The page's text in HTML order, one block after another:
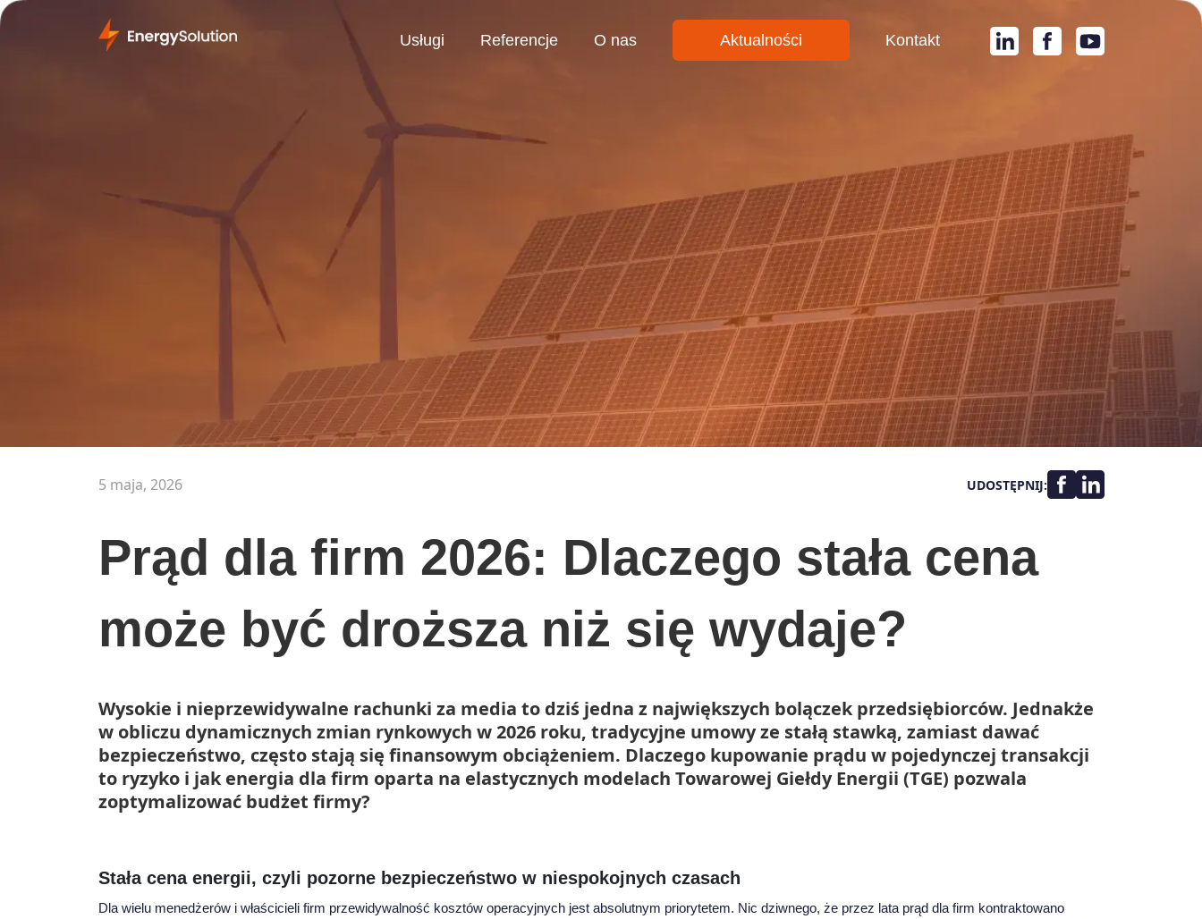
Usługi Referencje O nas Aktualności Kontakt
5 maja, 2026 UDOSTĘPNIJ:
Prąd dla firm 2026: Dlaczego stała cena
może być droższa niż się wydaje?
Wysokie i nieprzewidywalne rachunki za media to dziś jedna z największych bolączek przedsiębiorców. Jednakże
w obliczu dynamicznych zmian rynkowych w 2026 roku, tradycyjne umowy ze stałą stawką, zamiast dawać
bezpieczeństwo, często stają się finansowym obciążeniem. Dlaczego kupowanie prądu w pojedynczej transakcji
to ryzyko i jak energia dla firm oparta na elastycznych modelach Towarowej Giełdy Energii (TGE) pozwala
zoptymalizować budżet firmy?
Stała cena energii, czyli pozorne bezpieczeństwo w niespokojnych czasach
Dla wielu menedżerów i właścicieli firm przewidywalność kosztów operacyjnych jest absolutnym priorytetem. Nic dziwnego, że przez lata prąd dla firm kontraktowano